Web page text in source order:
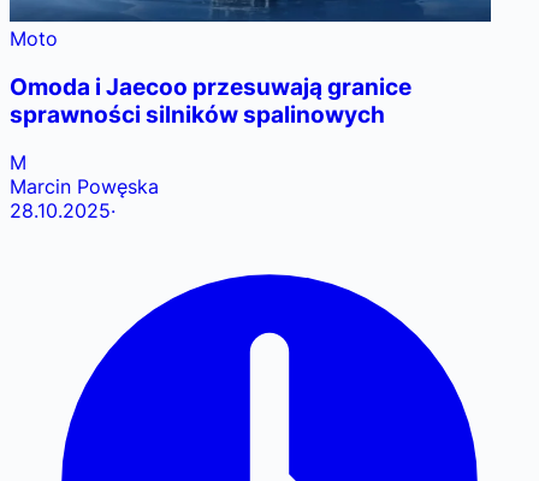
Moto
Omoda i Jaecoo przesuwają granice
sprawności silników spalinowych
M
Marcin Powęska
28.10.2025·